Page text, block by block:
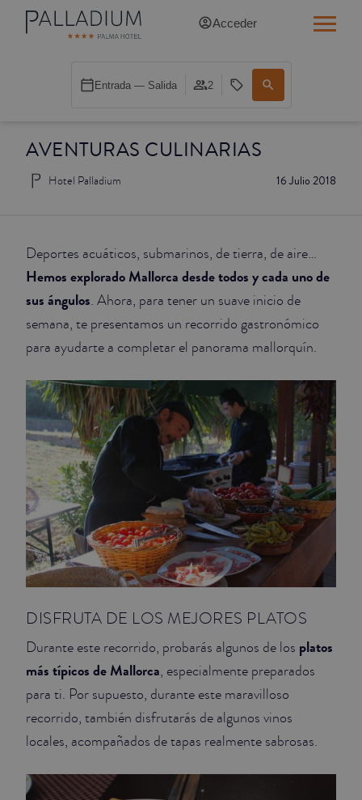
AVENTURAS CULINARIAS
16 Julio 2018
Hotel Palladium
Deportes acuáticos, submarinos, de tierra, de aire…
Hemos explorado Mallorca desde todos y cada uno de
sus ángulos. Ahora, para tener un suave inicio de
semana, te presentamos un recorrido gastronómico
para ayudarte a completar el panorama mallorquín.
DISFRUTA DE LOS MEJORES PLATOS
Durante este recorrido, probarás algunos de los platos
más típicos de Mallorca, especialmente preparados
para ti. Por supuesto, durante este maravilloso
recorrido, también disfrutarás de algunos vinos
locales, acompañados de tapas realmente sabrosas.
Acceder
Entrada — Salida 2
INDIVIDUAL BALCÓN CATEDRAL
DOBLE RED
DOBLE WHITE
DOBLE INN CATEDRAL
SUPERIOR
JUNIOR SUITES
SUITE